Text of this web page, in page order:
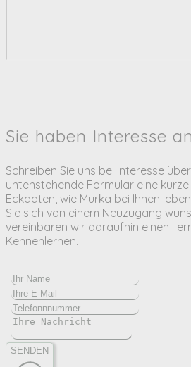
Sie haben Interesse
Schreiben Sie uns bei Interesse
untenstehende Formular eine
Eckdaten, wie Murka bei Ihnen
Sie sich von einem Neuzugang
vereinbaren wir daraufhin einen
Kennenlernen.
SENDEN